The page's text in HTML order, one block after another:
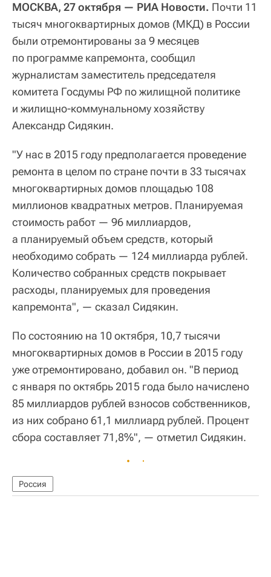
МОСКВА, 27 октября — РИА Новости. Почти 11
тысяч многоквартирных домов (МКД) в России
были отремонтированы за 9 месяцев
по программе капремонта, сообщил
журналистам заместитель председателя
комитета Госдумы РФ по жилищной политике
и жилищно-коммунальному хозяйству
Александр Сидякин.
"У нас в 2015 году предполагается проведение
ремонта в целом по стране почти в 33 тысячах
многоквартирных домов площадью 108
миллионов квадратных метров. Планируемая
стоимость работ — 96 миллиардов,
а планируемый объем средств, который
необходимо собрать — 124 миллиарда рублей.
Количество собранных средств покрывает
расходы, планируемых для проведения
капремонта", — сказал Сидякин.
По состоянию на 10 октября, 10,7 тысячи
многоквартирных домов в России в 2015 году
уже отремонтировано, добавил он. "В период
с января по октябрь 2015 года было начислено
85 миллиардов рублей взносов собственников,
из них собрано 61,1 миллиард рублей. Процент
сбора составляет 71,8%", — отметил Сидякин.
Россия